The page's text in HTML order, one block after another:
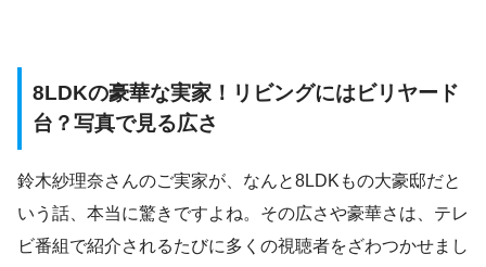
8LDKの豪華な実家！リビングにはビリヤード
台？写真で見る広さ
鈴木紗理奈さんのご実家が、なんと8LDKもの大豪邸だと
いう話、本当に驚きですよね。その広さや豪華さは、テレ
ビ番組で紹介されるたびに多くの視聴者をざわつかせまし